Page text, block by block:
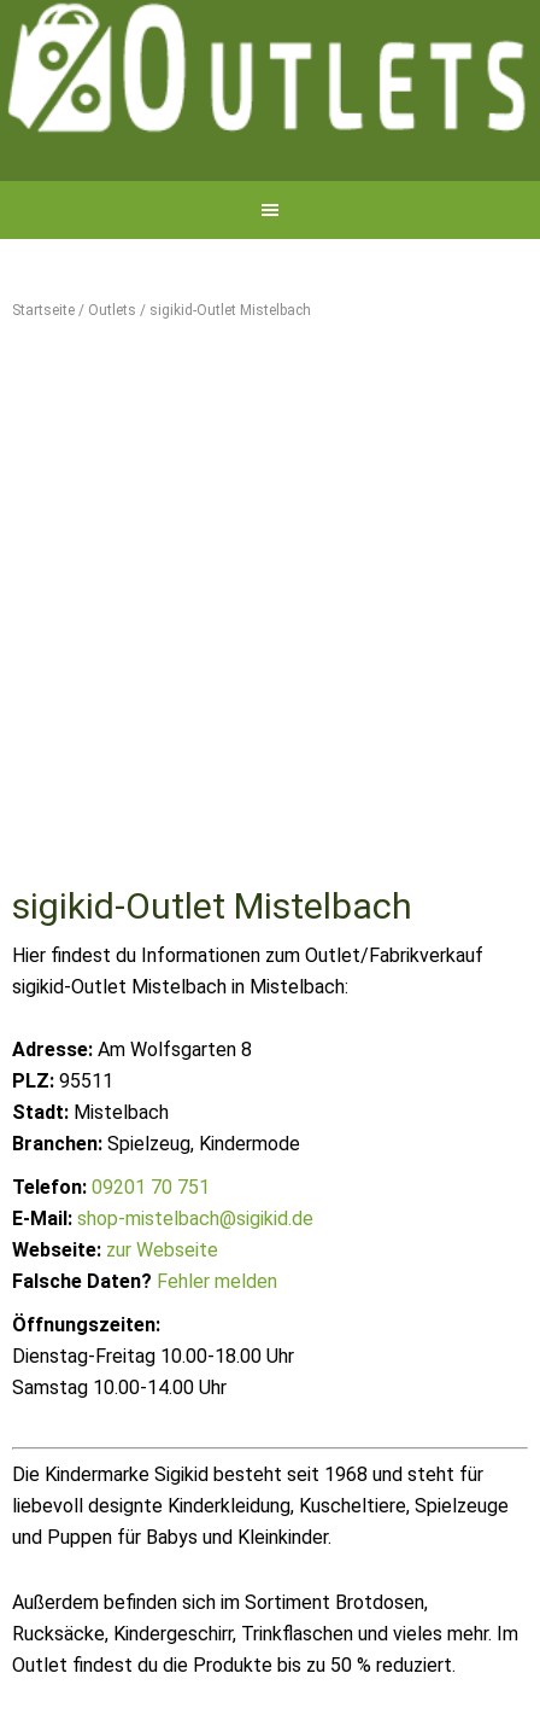
Startseite / Outlets / sigikid-Outlet Mistelbach
sigikid-Outlet Mistelbach
Hier findest du Informationen zum Outlet/Fabrikverkauf
sigikid-Outlet Mistelbach in Mistelbach:
Adresse: Am Wolfsgarten 8
PLZ: 95511
Stadt: Mistelbach
Branchen: Spielzeug, Kindermode
Telefon: 09201 70 751
E-Mail: shop-mistelbach@sigikid.de
Webseite: zur Webseite
Falsche Daten? Fehler melden
Öffnungszeiten:
Dienstag-Freitag 10.00-18.00 Uhr
Samstag 10.00-14.00 Uhr
Die Kindermarke Sigikid besteht seit 1968 und steht für
liebevoll designte Kinderkleidung, Kuscheltiere, Spielzeuge
und Puppen für Babys und Kleinkinder.
Außerdem befinden sich im Sortiment Brotdosen,
Rucksäcke, Kindergeschirr, Trinkflaschen und vieles mehr. Im
Outlet findest du die Produkte bis zu 50 % reduziert.